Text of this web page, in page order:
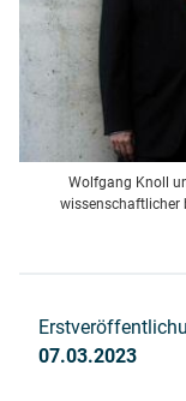
Wolfgang Knoll
wissenschaftlicher
07.03.2023